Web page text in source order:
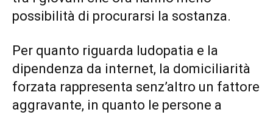
possibilità di procurarsi la sostanza.
Per quanto riguarda ludopatia e la
dipendenza da internet, la domiciliarità
forzata rappresenta senz’altro un fattore
aggravante, in quanto le persone a